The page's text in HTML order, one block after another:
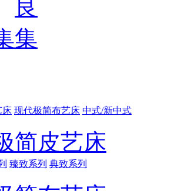
床 现代极简布艺床 中式/新中式
简皮艺床
臻致系列 典致系列